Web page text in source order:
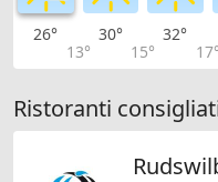
26°
13°
30°
15°
32°
17°
Ristoranti